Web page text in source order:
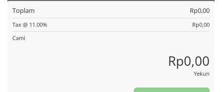
Toplam Rp0,00
Tax @ 11.00%
Rp0,00
Cəmi
Rp0,00
Yekun